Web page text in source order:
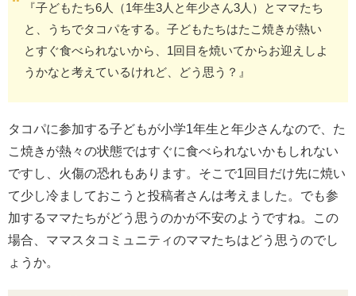
『子どもたち6人（1年生3人と年少さん3人）とママたち
と、うちでタコパをする。子どもたちはたこ焼きが熱い
とすぐ食べられないから、1回目を焼いてからお迎えしよ
うかなと考えているけれど、どう思う？』
タコパに参加する子どもが小学1年生と年少さんなので、た
こ焼きが熱々の状態ではすぐに食べられないかもしれない
ですし、火傷の恐れもあります。そこで1回目だけ先に焼い
て少し冷ましておこうと投稿者さんは考えました。でも参
加するママたちがどう思うのかが不安のようですね。この
場合、ママスタコミュニティのママたちはどう思うのでし
ょうか。